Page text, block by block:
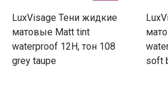
LuxVisage Тени жидкие
матовые Matt tint
waterproof 12H, тон 108
grey taupe
soft